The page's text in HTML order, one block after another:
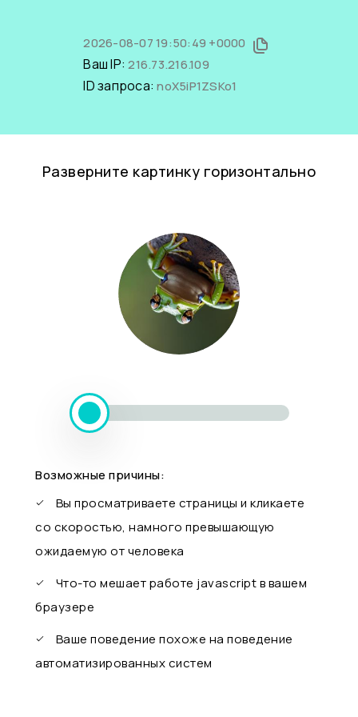
2026-08-07 19:50:49 +0000
Ваш IP:216.73.216.109
ID запроса:noX5iP1ZSKo1
Разверните картинку горизонтально
Возможные причины:
Вы просматриваете страницы и кликаете
со скоростью, намного превышающую
ожидаемую от человека
Что-то мешает работе javascript в вашем
браузере
Ваше поведение похоже на поведение
автоматизированных систем